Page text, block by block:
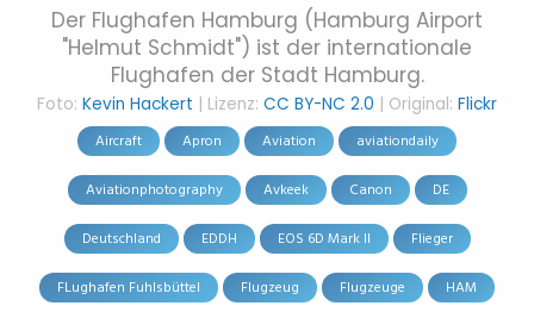
Der Flughafen Hamburg (Hamburg Airport
"Helmut Schmidt") ist der internationale
Flughafen der Stadt Hamburg.
Foto: Kevin Hackert | Lizenz: CC BY-NC 2.0 | Original: Flickr
Aircraft Apron Aviation aviationdaily
Aviationphotography Avkeek Canon DE
Deutschland EDDH EOS 6D Mark II Flieger
FLughafen Fuhlsbüttel Flugzeug Flugzeuge HAM